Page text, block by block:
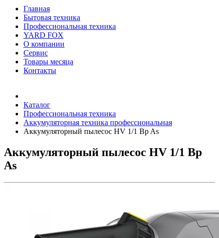
Главная
Бытовая техника
Профессиональная техника
YARD FOX
О компании
Сервис
Товары месяца
Контакты
Каталог
Профессиональная техника
Аккумуляторная техника профессиональная
Аккумуляторный пылесос HV 1/1 Bp As
Аккумуляторный пылесос HV 1/1 Bp
As